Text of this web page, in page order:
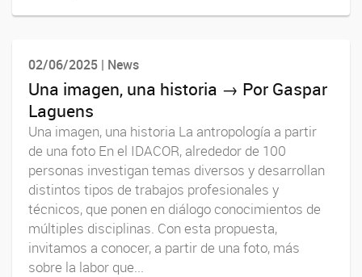
02/06/2025 | News
Una imagen, una historia → Por Gaspar
Laguens
Una imagen, una historia La antropología a partir
de una foto En el IDACOR, alrededor de 100
personas investigan temas diversos y desarrollan
distintos tipos de trabajos profesionales y
técnicos, que ponen en diálogo conocimientos de
múltiples disciplinas. Con esta propuesta,
invitamos a conocer, a partir de una foto, más
sobre la labor que...